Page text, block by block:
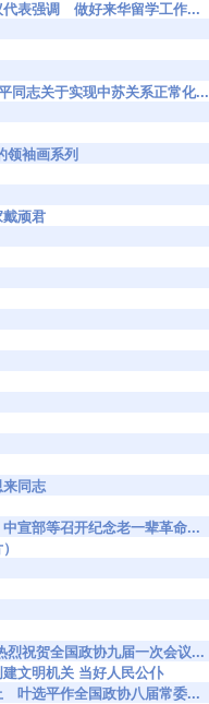
代表强调 做好来华留学工作...
同志关于实现中苏关系正常化...
袖画系列
顽君
同志
宣部等召开纪念老一辈革命...
祝贺全国政协九届一次会议...
文明机关 当好人民公仆
叶选平作全国政协八届常委...